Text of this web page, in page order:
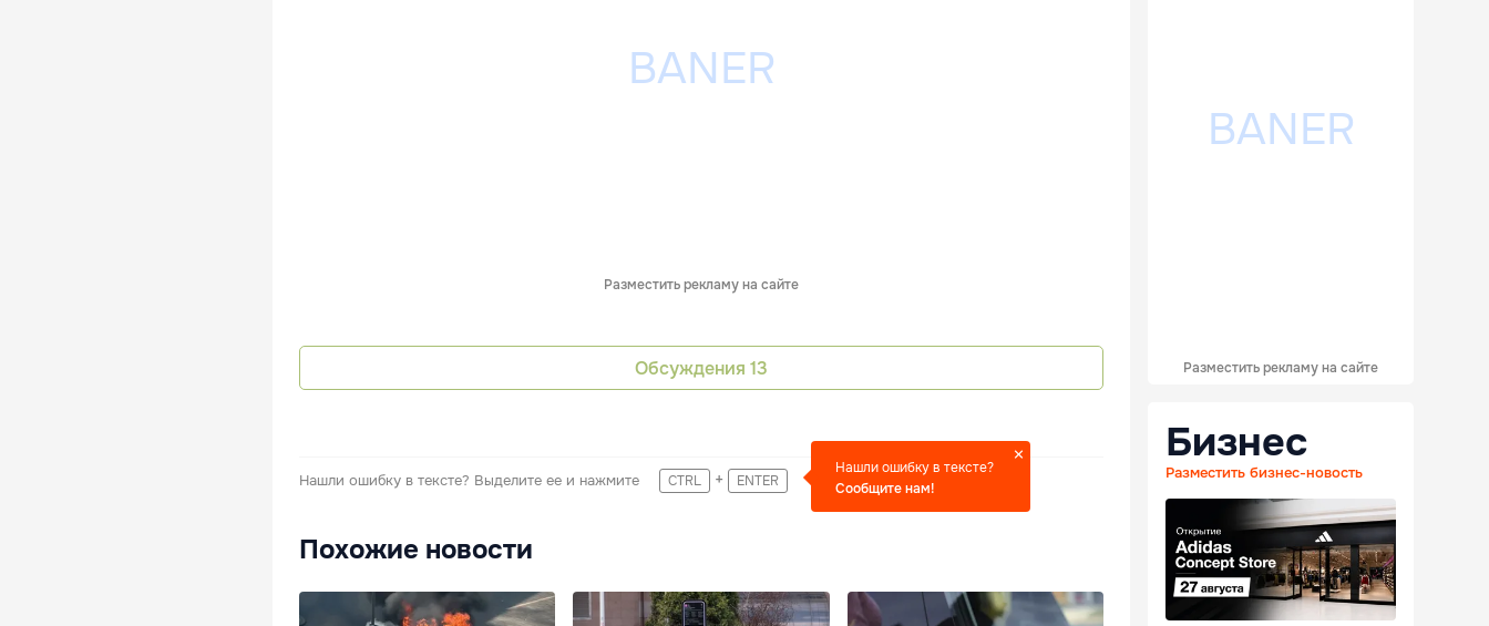
Разместить рекламу на сайте
Обсуждения 13
Нашли ошибку в тексте? Выделите ее и нажмите CTRL + ENTER
Нашли ошибку в тексте?
Сообщите нам!
Похожие новости
Разместить рекламу на сайте
Бизнес
Разместить бизнес-новость